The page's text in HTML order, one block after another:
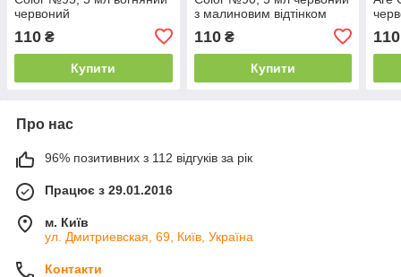
червоний
110 ₴
Купити
з малиновим відтінком
110₴
Купити
110
Про нас
96% позитивних з 112 відгуків за рік
Працює з 29.01.2016
м. Київ
ул. Дмитриевская, 69, Київ, Україна
Контакти